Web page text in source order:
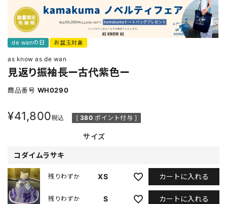
de wanの日 お盆玉対象
as know as de wan
見返り振袖長ー古代紫色ー
商品番号 WH0290
¥41,800税込 [ 380 ポイント付与 ]
サイズ
コダイムラサキ
XS
残りわずか カートに入れる
S
残りわずか カートに入れる